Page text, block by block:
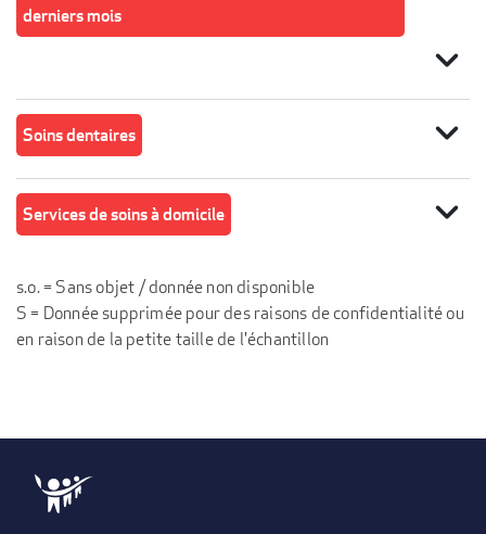
derniers mois
expand_more
Soins dentaires expand_more
Services de soins à domicile expand_more
s.o. = Sans objet / donnée non disponible
S = Donnée supprimée pour des raisons de confidentialité ou
en raison de la petite taille de l'échantillon